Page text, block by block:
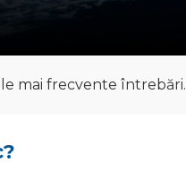
mai frecvente întrebări.